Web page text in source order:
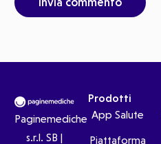
Paginemediche
s.r.l. SB |
Prodotti
App Salute
Piattaforma